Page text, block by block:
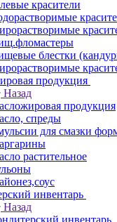
красители
блестки
продукция
Назад
продукция
спреды
для смазки
растительное
инвентарь
Назад
инвентарь